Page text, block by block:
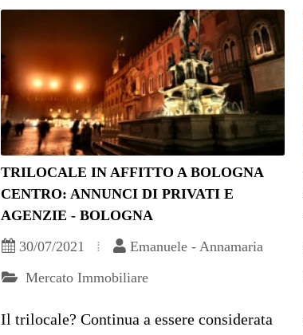
TRILOCALE IN AFFITTO A BOLOGNA
CENTRO: ANNUNCI DI PRIVATI E
AGENZIE - BOLOGNA
30/07/2021
Emanuele - Annamaria
Mercato Immobiliare
Il trilocale? Continua a essere considerata